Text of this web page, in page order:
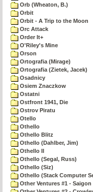
Orb (Wheaton, B.)
Orbit
Orbit - A Trip to the Moon
Orc Attack
Order It+
O'Riley's Mine
Orson
Ortografia (Mirage)
Ortografia (Zietek, Jacek)
Osadnicy
Osiem Znaczkow
Ostatni
Ostfront 1941, Die
Ostrov Piratu
Otello
Othello
Othello Blitz
Othello (Dahlber, Jim)
Othello II
Othello (Segal, Russ)
Othello (Siz)
Othello (Stack Computer
Other Ventures #1 -